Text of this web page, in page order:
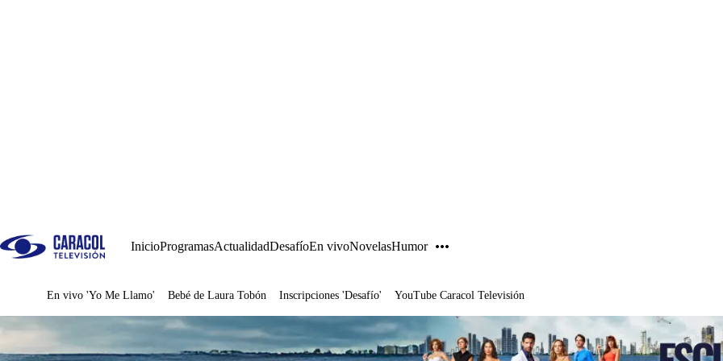
InicioProgramasActualidadDesafíoEn vivoNovelasHumor
Juegos
En vivo 'Yo Me Llamo' Bebé de Laura Tobón Inscripciones 'Desafío' YouTube Caracol Televisión